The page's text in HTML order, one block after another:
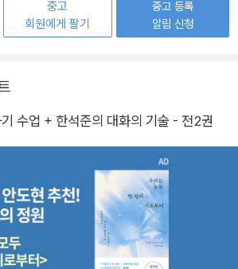
중고
회원에게 팔기
중고 등록
알림 신청
수업 + 한석준의 대화의 기술 - 전2권